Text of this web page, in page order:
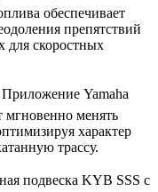
обеспечивает
препятствий
для скоростных
Приложение Yamaha
мгновенно менять
характер
трассу.
подвеска KYB SSS с